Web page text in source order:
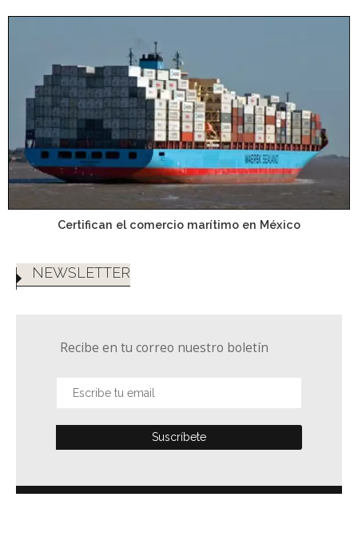
Certifican el comercio marítimo en México
NEWSLETTER
Recibe en tu correo nuestro boletín